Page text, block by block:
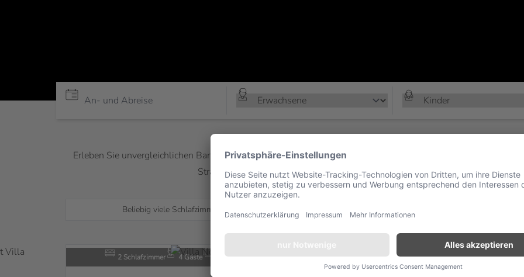
Erleben Sie unvergleichlichen Barfuß-Luxus in den 11 Villen, die sich an den unberührten, weißen
Strandvillen sind schlicht im Stil, aber luxuriös gestaltet und erinnern an die
Beliebig viele Schlafzimmer Alle Kategorien
2 Schlafzimmer 4 Gäste 450 m²